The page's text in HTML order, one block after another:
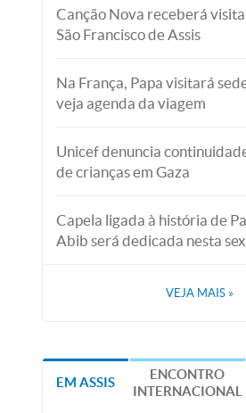
Canção Nova receberá
São Francisco de Assis
Na França, Papa visitará
veja agenda da viagem
Unicef denuncia
de crianças em Gaza
Capela ligada à história de
Abib será dedicada nesta
VEJA MAIS »
EM ASSIS
ENCONTRO
INTERNACIONAL